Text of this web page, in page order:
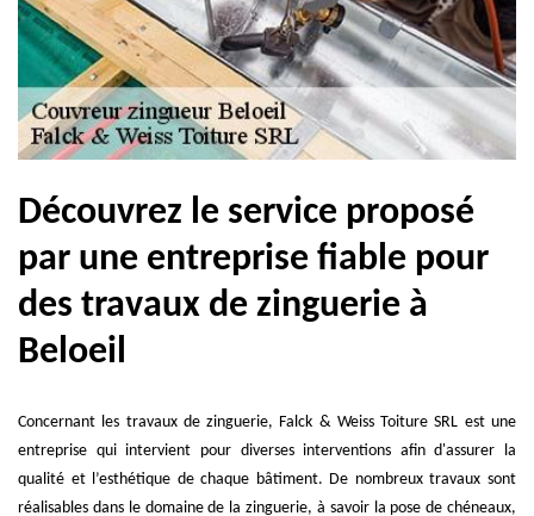
Découvrez le service proposé
par une entreprise fiable pour
des travaux de zinguerie à
Beloeil
Concernant les travaux de zinguerie, Falck & Weiss Toiture SRL est une
entreprise qui intervient pour diverses interventions afin d'assurer la
qualité et l’esthétique de chaque bâtiment. De nombreux travaux sont
réalisables dans le domaine de la zinguerie, à savoir la pose de chéneaux,